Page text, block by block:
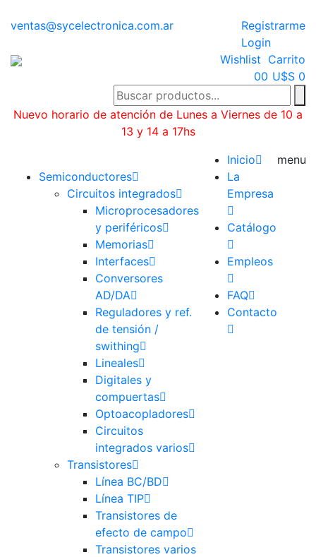
ventas@sycelectronica.com.ar
Registrarme
Login
Wishlist
00
Carrito
U$S 0
Nuevo horario de atención de Lunes a Viernes de 10 a
13 y 14 a 17hs
Semiconductores
Circuitos integrados
Microprocesadores
y periféricos
Memorias
Interfaces
Conversores
AD/DA
Reguladores y ref.
de tensión /
swithing
Lineales
Digitales y
compuertas
Optoacopladores
Circuitos
integrados varios
Transistores
Línea BC/BD
Línea TIP
Transistores de
efecto de campo
Transistores varios
Inicio
La
Empresa
Catálogo
Empleos
FAQ
Contacto
menu